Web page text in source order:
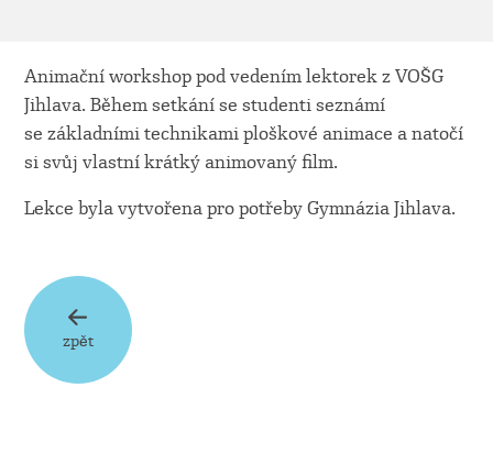
Animační workshop pod vedením lektorek z VOŠG
Jihlava. Během setkání se studenti seznámí
se základními technikami ploškové animace a natočí
si svůj vlastní krátký animovaný film.
Lekce byla vytvořena pro potřeby Gymnázia Jihlava.
zpět